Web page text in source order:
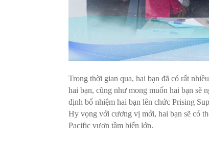
Trong thời gian qua, hai bạn đã có rất
hai bạn, cũng như mong muốn hai bạn sẽ
định bổ nhiệm hai bạn lên chức Prising
Hy vọng với cương vị mới, hai bạn sẽ có
Pacific vươn tầm biển lớn.